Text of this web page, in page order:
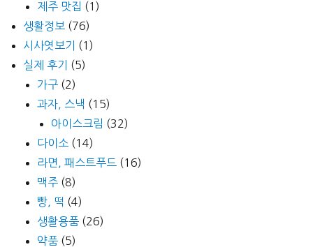
제주 맛집 (1)
생활정보 (76)
시사엿보기
(1)
실제 후기
(5)
가구 (2)
과자, 스낵 (15)
아이스크림 (32)
다이소 (14)
라면, 패스트푸드 (16)
맥주 (8)
빵, 떡 (4)
생활용품 (26)
약품 (5)